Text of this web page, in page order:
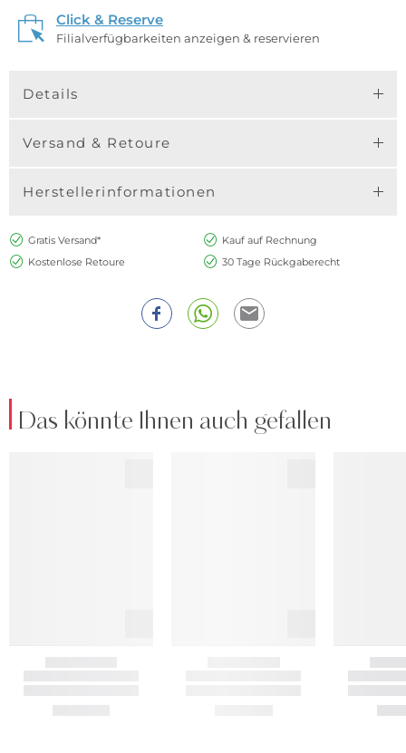
Click & Reserve
Filialverfügbarkeiten anzeigen & reservieren
Details
Versand & Retoure
Herstellerinformationen
Gratis Versand*
Kauf auf Rechnung
Kostenlose Retoure
30 Tage Rückgaberecht
Das könnte Ihnen auch gefallen